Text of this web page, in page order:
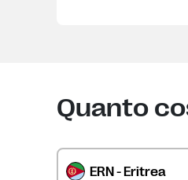
Quanto
ERN - Eritrea